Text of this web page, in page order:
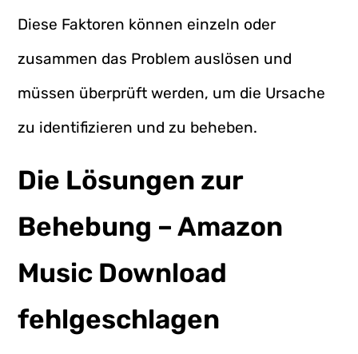
Diese Faktoren können einzeln oder
zusammen das Problem auslösen und
müssen überprüft werden, um die Ursache
zu identifizieren und zu beheben.
Die Lösungen zur
Behebung – Amazon
Music Download
fehlgeschlagen